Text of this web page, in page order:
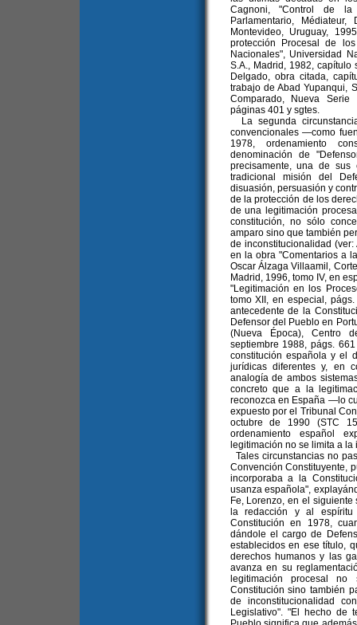
Cagnoni, "Control de la
Parlamentario,
Montevideo, Uruguay,
protección Procesal de
Nacionales", Universidad
S.A., Madrid, 1982,
Delgado, obra citada,
trabajo de Abad Yupanqui,
Comparado, Nueva
páginas 401 y sgtes.
La segunda
convencionales —como
1978, ordenamiento
denominación de
precisamente, una de
tradicional misión del
disuasión, persuasión y
de la protección de los
de una legitimación
constitución, no sólo
amparo sino que también
de inconstitucionalidad
en la obra "Comentarios a
Oscar Álzaga Villaamil,
Madrid, 1996, tomo IV, en
"Legitimación en los
tomo XII, en especial,
antecedente de la
Defensor del Pueblo en
(Nueva Época), Centro
septiembre 1988, págs.
constitución española y el
jurídicas diferentes y, en
analogía de ambos
concreto que a la
reconozca en España —lo
expuesto por el Tribunal
octubre de 1990 (STC
ordenamiento español
legitimación no se limita a
Tales circunstancias no
Convención Constituyente,
incorporaba a la
usanza española",
Fe, Lorenzo, en el
la redacción y al
Constitución en 1978,
dándole el cargo de
establecidos en ese título,
derechos humanos y las
avanza en su
legitimación procesal
Constitución sino también
de inconstitucionalidad
Legislativo". "El hecho de